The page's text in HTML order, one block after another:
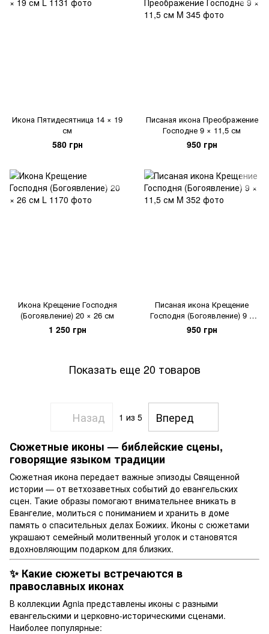
Икона Пятидесятница 14 × 19
см
580 грн
Писаная икона Преображение
Господне 9 × 11,5 см
950 грн
Икона Крещение Господня
(Богоявление) 20 × 26 см
1 250 грн
Писаная икона Крещение
Господня (Богоявление) 9 ×
11,5 см
950 грн
Показать еще 20 товаров
Назад 1 из 5
Вперед
Сюжетные иконы — библейские сцены,
говорящие языком традиции
Сюжетная икона передает важные эпизоды Священной
истории — от ветхозаветных событий до евангельских
сцен. Такие образы помогают внимательнее вникать в
Евангелие, молиться с пониманием и хранить в доме
память о спасительных делах Божиих. Иконы с сюжетами
украшают семейный молитвенный уголок и становятся
вдохновляющим подарком для близких.
✨ Какие сюжеты встречаются в
православных иконах
В коллекции Agnia представлены иконы с разными
евангельскими и церковно-историческими сценами.
Наиболее популярные: